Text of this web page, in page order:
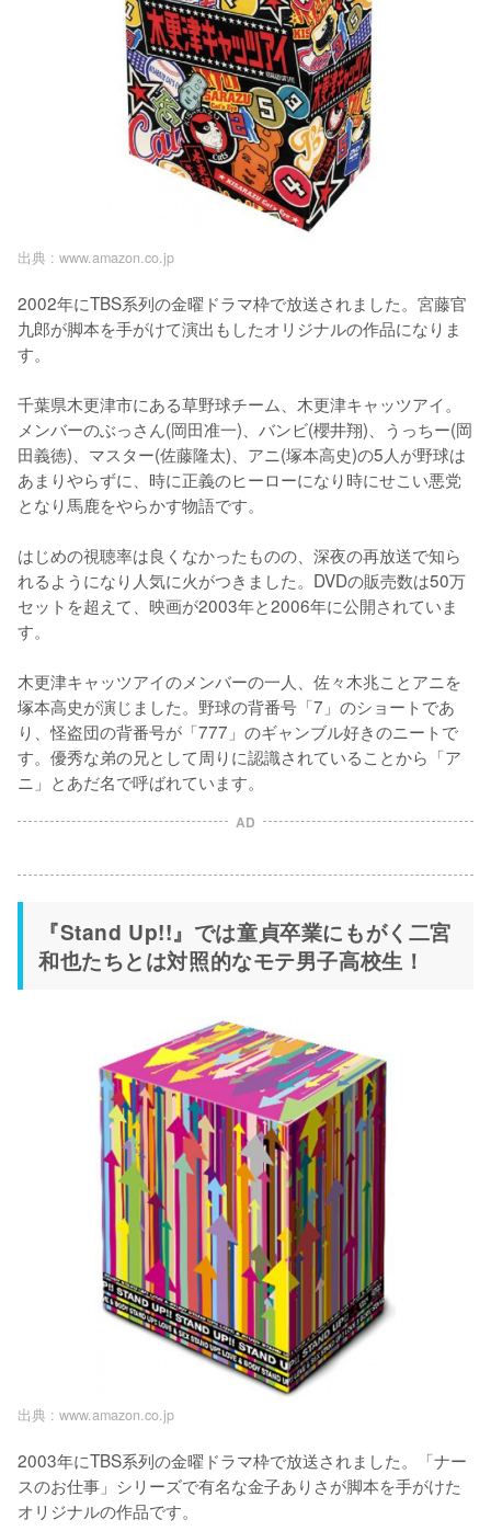
出典 : www.amazon.co.jp
2002年にTBS系列の金曜ドラマ枠で放送されました。宮藤官
九郎が脚本を手がけて演出もしたオリジナルの作品になりま
す。
千葉県木更津市にある草野球チーム、木更津キャッツアイ。
メンバーのぶっさん(岡田准一)、バンビ(櫻井翔)、うっちー(岡
田義徳)、マスター(佐藤隆太)、アニ(塚本高史)の5人が野球は
あまりやらずに、時に正義のヒーローになり時にせこい悪党
となり馬鹿をやらかす物語です。
はじめの視聴率は良くなかったものの、深夜の再放送で知ら
れるようになり人気に火がつきました。DVDの販売数は50万
セットを超えて、映画が2003年と2006年に公開されていま
す。
木更津キャッツアイのメンバーの一人、佐々木兆ことアニを
塚本高史が演じました。野球の背番号「7」のショートであ
り、怪盗団の背番号が「777」のギャンブル好きのニートで
す。優秀な弟の兄として周りに認識されていることから「ア
ニ」とあだ名で呼ばれています。
AD
『Stand Up!!』では童貞卒業にもがく二宮
和也たちとは対照的なモテ男子高校生！
出典 : www.amazon.co.jp
2003年にTBS系列の金曜ドラマ枠で放送されました。「ナー
スのお仕事」シリーズで有名な金子ありさが脚本を手がけた
オリジナルの作品です。